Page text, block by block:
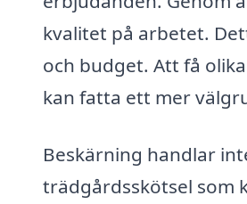
kvalitet på arbetet.
och budget. Att få
kan fatta ett mer
Beskärning handlar
trädgårdsskötsel som